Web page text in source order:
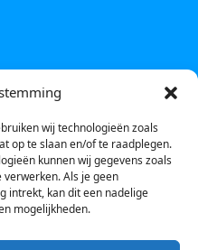
wij technologieën zoals
op te slaan en/of te raadplegen.
kunnen wij gegevens zoals
Als je geen
intrekt, kan dit een nadelige
mogelijkheden.